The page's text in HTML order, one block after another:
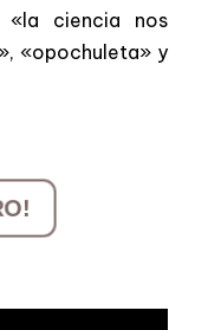
«la ciencia nos
«opochuleta» y